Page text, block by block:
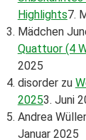
Highlights7.
Mädchen
Quattuor (4
2025
disorderzu
20253. Juni
Andrea
Januar 2025